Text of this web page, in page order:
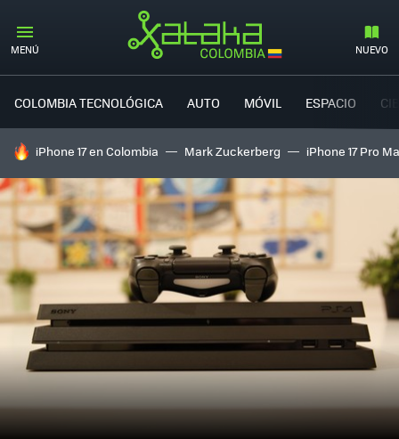
MENÚ NUEVO
COLOMBIA TECNOLÓGICA AUTO MÓVIL ESPACIO
HOY SE HABLA DE
iPhone 17 en Colombia Mark Zuckerberg iPhone 17 Pro